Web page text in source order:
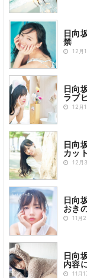
日向
禁
12月
日向
ラブ
12月
日向
カッ
12月
日向
おき
11月
日向
内容
11月